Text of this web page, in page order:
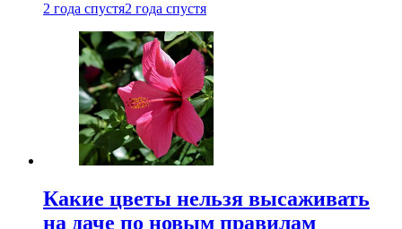
2 года спустя2 года спустя
Какие цветы нельзя высаживать
на даче по новым правилам